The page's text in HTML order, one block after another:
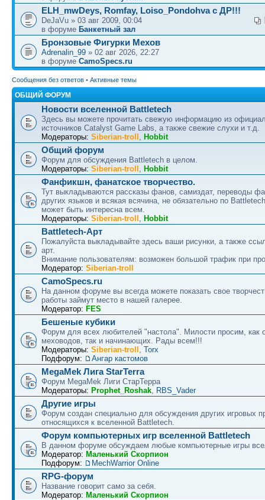
ELH_mwDeys, Romfay, Loiso_Pondohva с ДР!!!
DeJaVu » 03 авг 2009, 00:04
в форуме Банкетный зал
Бронзовые Фигурки Мехов
Adrenalin_99 » 02 авг 2026, 22:27
в форуме CamoSpecs.ru
Сообщения без ответов • Активные темы
ОБЩИЙ ФОРУМ
Новости вселенной Battletech
Здесь вы можете прочитать свежую информацию из
источников Catalyst Game Labs, а также свежие слухи и т.д.
Модераторы: Siberian-troll Hobbit
Общий форум
Форум для обсуждения Battletech в целом.
Модераторы: Siberian-troll Hobbit
Фанфикшн, фанатское творчество.
Тут выкладываются рассказы фанов, самиздат, переводы
других языков и всякая всячина, не обязательно по
может быть интересна всем.
Модераторы: Siberian-troll Hobbit
Battletech-Арт
Пожалуйста выкладывайте здесь ваши рисунки, а также
арт.
Внимание пользователям: возможен большой трафик при
Модератор: Siberian-troll
CamoSpecs.ru
На данном форуме вы всегда можете показать свое
работы займут место в нашей галерее.
Модератор: FES
Бешеные кубики
Форум для всех любителей "настола". Милости просим, как
меховодов, так и начинающих. Рады всем!!!
Модераторы: Siberian-troll Torx
Подфорум:
Ангар кастомов
MegaMek Лига StarTerra
Форум МegaMek Лиги СтарТерра
Модераторы: Prophet_Roshak RBS_Vader
Другие игры
Форум создан специально для обсуждения других игровых
относящихся к вселенной Battletech.
Форум компьютерных игр вселенной Battletech
В данном форуме обсуждаем любые компьютерные игры
Модератор: Маленький Скорпион
Подфорум:
MechWarrior Online
RPG-форум
Название говорит само за себя.
Модератор: Маленький Скорпион